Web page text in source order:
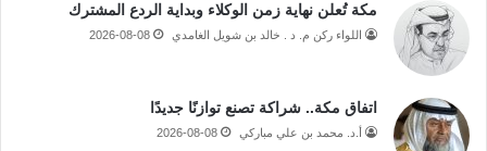
مكة تُعلن نهاية زمن الوكلاء وبداية الردع المشترك
اللواء ركن م. د . خالد بن شويل الغامدي 2026-08-08
اتفاق مكة.. شراكة تصنع توازنًا جديدًا
أ.د. محمد بن علي مباركي 2026-08-08